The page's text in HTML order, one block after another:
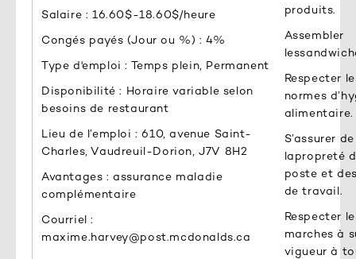
Salaire : 16.60$-18.60$/heure
Congés payés (Jour ou %) : 4%
Type d'emploi : Temps plein, Permanent
Disponibilité : Horaire variable selon
besoins de restaurant
Lieu de l’emploi : 610, avenue Saint-
Charles, Vaudreuil-Dorion, J7V 8H2
Avantages : assurance maladie
complémentaire
Courriel :
maxime.harvey@post.mcdonalds.ca
produits.
Assembler
Respecter
normes
alimentaire.
S’assurer de
lapropreté
poste et
de travail.
Respecter
marches à
vigueur à